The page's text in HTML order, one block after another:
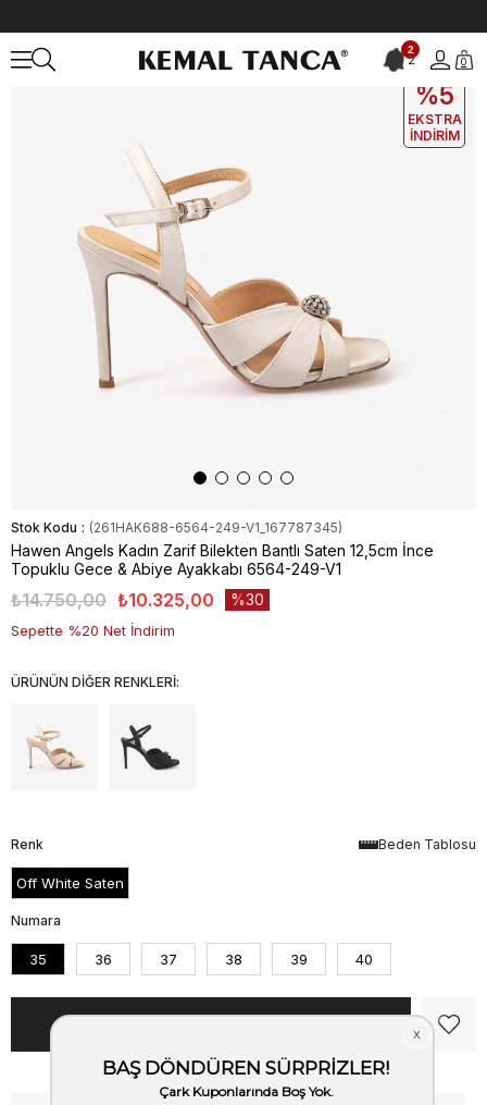
2
2 0
EKLE5
%5
EKSTRA
İNDİRİM
Stok Kodu (261HAK688-6564-249-V1_167787345)
Hawen Angels Kadın Zarif Bilekten Bantlı Saten 12,5cm İnce
Topuklu Gece & Abiye Ayakkabı 6564-249-V1
₺14.750,00 ₺10.325,00 30
Sepette %20 Net İndirim
ÜRÜNÜN DİĞER RENKLERİ:
Beden Tablosu
Renk
Off White Saten
Numara
35 36 37 38 39 40